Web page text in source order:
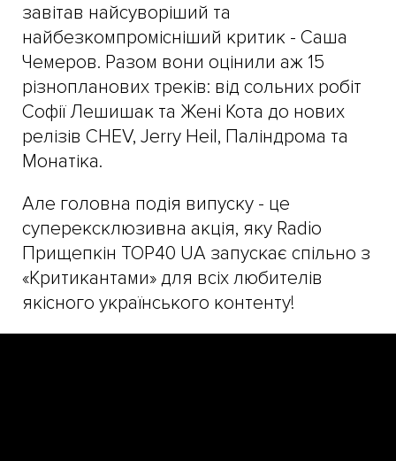
завітав найсуворіший та
найбезкомпромісніший критик - Саша
Чемеров. Разом вони оцінили аж 15
різнопланових треків: від сольних робіт
Софії Лешишак та Жені Кота до нових
релізів CHEV, Jerry Heil, Паліндрома та
Монатіка.
Але головна подія випуску - це
суперексклюзивна акція, яку Radio
Прищепкін TOP40 UA запускає спільно з
«Критикантами» для всіх любителів
якісного українського контенту!